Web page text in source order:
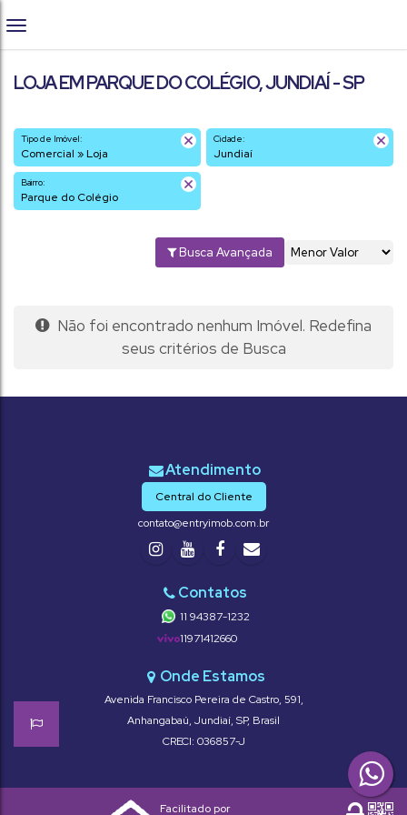
LOJA EM PARQUE DO COLÉGIO, JUNDIAÍ - SP
Tipo de Imóvel:
Comercial » Loja
Cidade:
Jundiaí
Bairro:
Parque do Colégio
Busca Avançada
Não foi encontrado nenhum Imóvel. Redefina
seus critérios de Busca
Central do Cliente
contato@entryimob.com.br
11 94387-1232
11971412660
Avenida Francisco Pereira de Castro, 591,
Anhangabaú, Jundiaí, SP, Brasil
CRECI: 036857-J